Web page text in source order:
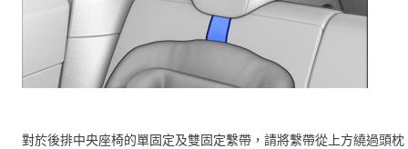
對於後排中央座椅的單固定及雙固定繫帶，請將繫帶從上方繞過頭